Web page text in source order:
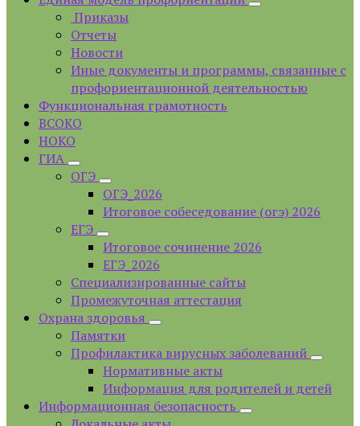
Приказы
Отчеты
Новости
Иные документы и программы, связанные с
профориентационной деятельностью
Функциональная грамотность
ВСОКО
НОКО
ГИА
ОГЭ
ОГЭ_2026
Итоговое собеседование (огэ) 2026
ЕГЭ
Итоговое сочинение 2026
ЕГЭ_2026
Специализированные сайты
Промежуточная аттестация
Охрана здоровья
Памятки
Профилактика вирусных заболеваний
Нормативные акты
Информация для родителей и детей
Информационная безопасность